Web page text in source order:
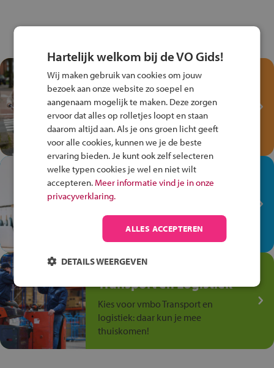
Test je kennis met het
Fiets Veilig
Verkeersspel!
Speel het Fiets Veilig Verkeersspel
en win een Cortina-fiets!
In de winkel ben je op je
plek!
op de winkelvloer, waar elke dag
anders is!
Jouw talent in de
Transport en Logistiek
Kies voor vmbo Transport en
logistiek: daar kun je mee
thuiskomen!
Hartelijk welkom bij de VO Gids!
Wij maken gebruik van cookies om jouw
bezoek aan onze website zo soepel en
aangenaam mogelijk te maken. Deze zorgen
ervoor dat alles op rolletjes loopt en staan
daarom altijd aan. Als je ons groen licht geeft
voor alle cookies, kunnen we je de beste
ervaring bieden. Je kunt ook zelf selecteren
welke typen cookies je wel en niet wilt
accepteren. Meer informatie vind je in onze
privacyverklaring.
ALLES ACCEPTEREN
DETAILS WEERGEVEN